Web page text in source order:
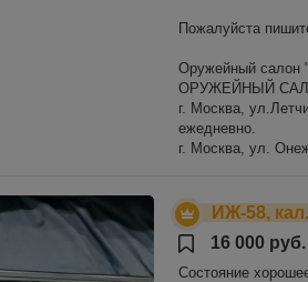
Пожалуйста
Оружейный
ОРУЖЕЙНЫЙ
г. Москва,
ежедневно.
г. Москва, ул.
ИЖ-58,
16 000 руб.
Состояние